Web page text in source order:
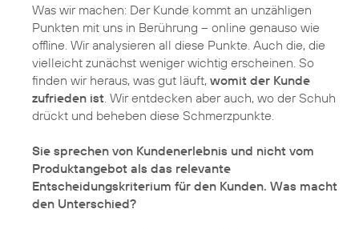
Was wir machen: Der Kunde kommt an unzähligen
Punkten mit uns in Berührung – online genauso wie
offline. Wir analysieren all diese Punkte. Auch die, die
vielleicht zunächst weniger wichtig erscheinen. So
finden wir heraus, was gut läuft, womit der Kunde
zufrieden ist . Wir entdecken aber auch, wo der Schuh
drückt und beheben diese Schmerzpunkte.
Sie sprechen von Kundenerlebnis und nicht vom
Produktangebot als das relevante
Entscheidungskriterium für den Kunden. Was macht
den Unterschied?